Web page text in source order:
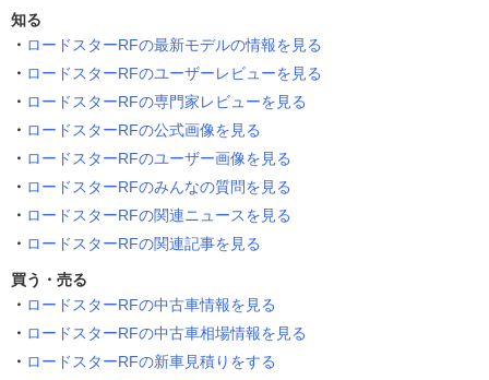
知る
ロードスターRFの最新モデルの情報を見る
ロードスターRFのユーザーレビューを見る
ロードスターRFの専門家レビューを見る
ロードスターRFの公式画像を見る
ロードスターRFのユーザー画像を見る
ロードスターRFのみんなの質問を見る
ロードスターRFの関連ニュースを見る
ロードスターRFの関連記事を見る
買う・売る
ロードスターRFの中古車情報を見る
ロードスターRFの中古車相場情報を見る
ロードスターRFの新車見積りをする